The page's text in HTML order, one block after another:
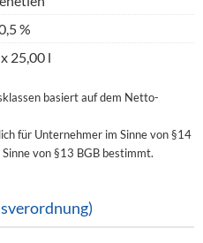
%
25,00 l
basiert auf dem Netto-
für Unternehmer im Sinne von §14
von §13 BGB bestimmt.